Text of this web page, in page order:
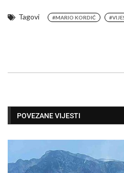
Tagovi #MARIO KORDIĆ
POVEZANE VIJESTI